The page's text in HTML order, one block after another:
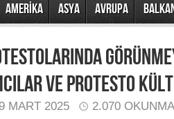
AMERİKA ASYA AVRUPA
VE PROTESTO
MART 2025 2.070 OKUNMA